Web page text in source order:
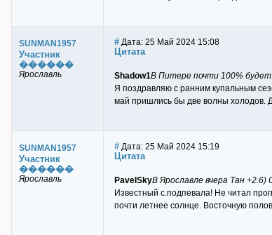
SUNMAN1957
Участник
������
Ярославль
# Дата: 25 Май 2024 15:08
Цитата
Shadow1В Питере почти 100%
Я поздравляю с ранним купальным
май пришлись бы две волны холодов.
SUNMAN1957
Участник
������
Ярославль
# Дата: 25 Май 2024 15:19
Цитата
PavelSkyВ Ярославле вчера Тан
Известный с.подпевала! Не читал
почти летнее солнце. Восточную